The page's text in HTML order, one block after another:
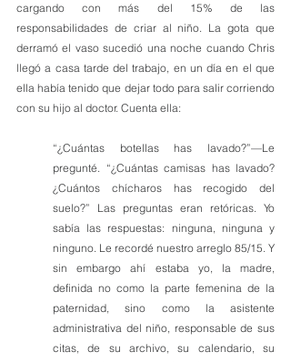
cargando con más del 15% de las
responsabilidades de criar al niño. La gota que
derramó el vaso sucedió una noche cuando Chris
llegó a casa tarde del trabajo, en un día en el que
ella había tenido que dejar todo para salir corriendo
con su hijo al doctor. Cuenta ella:
“¿Cuántas botellas has lavado?”—Le
pregunté. “¿Cuántas camisas has lavado?
¿Cuántos chícharos has recogido del
suelo?” Las preguntas eran retóricas. Yo
sabía las respuestas: ninguna, ninguna y
ninguno. Le recordé nuestro arreglo 85/15. Y
sin embargo ahí estaba yo, la madre,
definida no como la parte femenina de la
paternidad, sino como la asistente
administrativa del niño, responsable de sus
citas, de su archivo, su calendario, su